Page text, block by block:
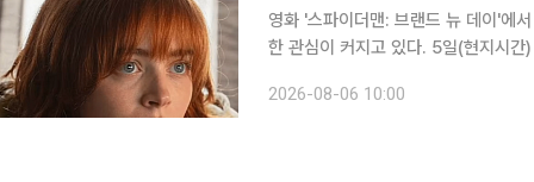
영화 '스파이더맨: 브랜드 뉴 데이'에
한 관심이 커지고 있다. 5일(현지시간) 미국 연예매체 더랩(TheWrap)과 데드라인(Deadline) 등
완성하기 위해 제작진이 직접 제안한
2026-08-06 10:00